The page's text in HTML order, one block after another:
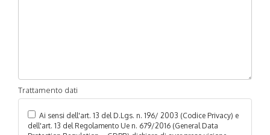
Trattamento dati
Ai sensi dell'art. 13 del D.Lgs. n. 196/ 2003 (Codice Privacy) e
dell'art. 13 del Regolamento Ue n. 679/2016 (General Data